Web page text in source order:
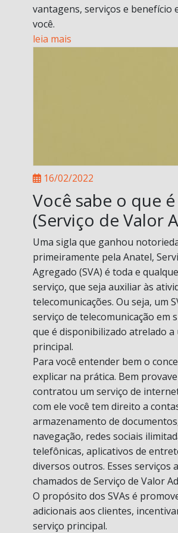
vantagens, serviços e benefício
você.
leia mais
16/02/2022
Você sabe o que é
(Serviço de Valor
Uma sigla que ganhou
primeiramente pela Anatel,
Agregado (SVA) é toda e
serviço, que seja auxiliar às
telecomunicações. Ou seja, um
serviço de telecomunicação em
que é disponibilizado atrelado a
principal.
Para você entender bem o
explicar na prática. Bem
contratou um serviço de
com ele você tem direito a
armazenamento de
navegação, redes sociais
telefônicas, aplicativos de
diversos outros. Esses serviços
chamados de Serviço de Valor
O propósito dos SVAs é
adicionais aos clientes,
serviço principal.